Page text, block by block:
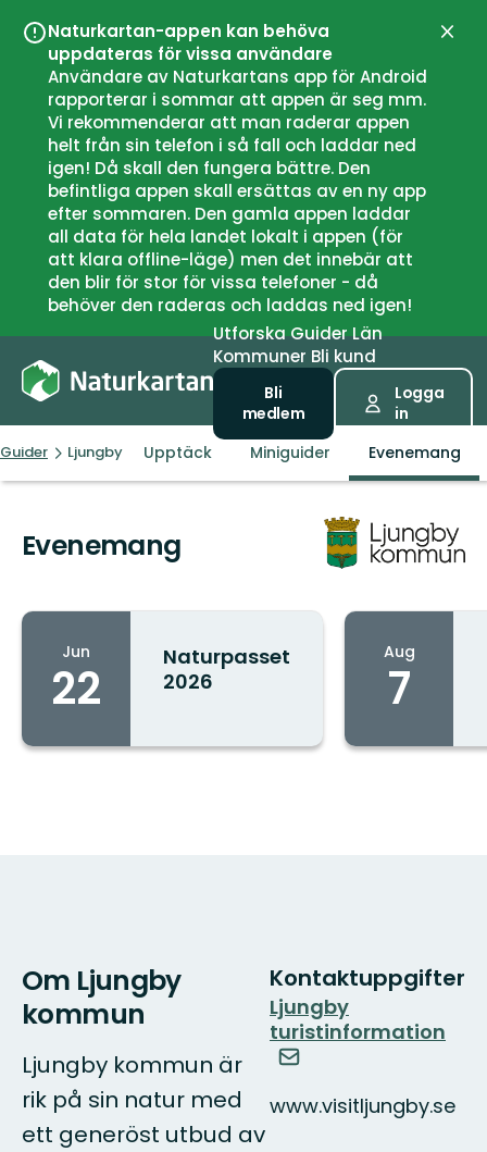
Naturkartan-appen kan behöva
uppdateras för vissa användare
Användare av Naturkartans app för Android
rapporterar i sommar att appen är seg mm.
Vi rekommenderar att man raderar appen
helt från sin telefon i så fall och laddar ned
igen! Då skall den fungera bättre. Den
befintliga appen skall ersättas av en ny app
efter sommaren. Den gamla appen laddar
all data för hela landet lokalt i appen (för
att klara offline-läge) men det innebär att
den blir för stor för vissa telefoner - då
behöver den raderas och laddas ned igen!
UtforskaGuiderLän
Kommuner Bli kund
Bli
medlem
Logga
in
Guider Ljungby kommun
Upptäck Miniguider Evenemang
Evenemang
Jun
22
Naturpasset
2026
Aug
7
Om Ljungby
kommun
Ljungby kommun är
rik på sin natur med
ett generöst utbud av
Kontaktuppgifter
Ljungby
turistinformation
www.visitljungby.se